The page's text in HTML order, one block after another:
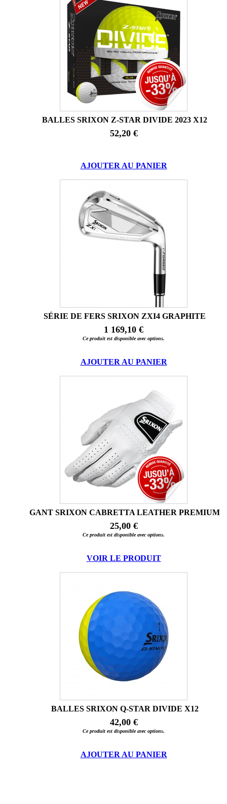
BALLES SRIXON Z-STAR DIVIDE 2023 X12
52,20 €
AJOUTER AU PANIER
SÉRIE DE FERS SRIXON ZXI4 GRAPHITE
1 169,10 €
Ce produit est disponible avec options.
AJOUTER AU PANIER
GANT SRIXON CABRETTA LEATHER PREMIUM
25,00 €
Ce produit est disponible avec options.
VOIR LE PRODUIT
BALLES SRIXON Q-STAR DIVIDE X12
42,00 €
Ce produit est disponible avec options.
AJOUTER AU PANIER